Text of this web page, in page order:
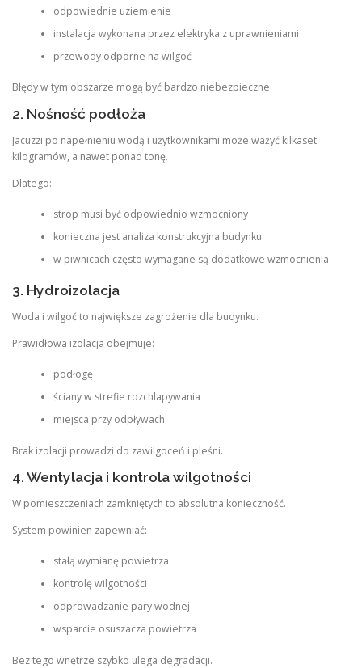
odpowiednie uziemienie
instalacja wykonana przez elektryka z uprawnieniami
przewody odporne na wilgoć
Błędy w tym obszarze mogą być bardzo niebezpieczne.
2. Nośność podłoża
Jacuzzi po napełnieniu wodą i użytkownikami może ważyć kilkaset
kilogramów, a nawet ponad tonę.
Dlatego:
strop musi być odpowiednio wzmocniony
konieczna jest analiza konstrukcyjna budynku
w piwnicach często wymagane są dodatkowe wzmocnienia
3. Hydroizolacja
Woda i wilgoć to największe zagrożenie dla budynku.
Prawidłowa izolacja obejmuje:
podłogę
ściany w strefie rozchlapywania
miejsca przy odpływach
Brak izolacji prowadzi do zawilgoceń i pleśni.
4. Wentylacja i kontrola wilgotności
W pomieszczeniach zamkniętych to absolutna konieczność.
System powinien zapewniać:
stałą wymianę powietrza
kontrolę wilgotności
odprowadzanie pary wodnej
wsparcie osuszacza powietrza
Bez tego wnętrze szybko ulega degradacji.